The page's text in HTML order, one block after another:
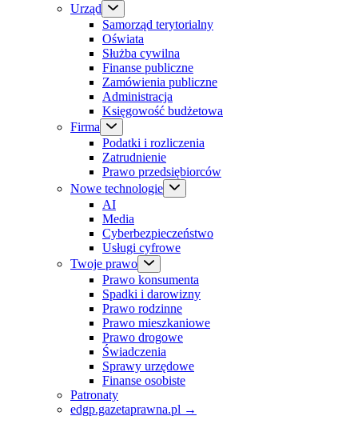
Urząd
Samorząd terytorialny
Oświata
Służba cywilna
Finanse publiczne
Zamówienia publiczne
Administracja
Księgowość budżetowa
Firma
Podatki i rozliczenia
Zatrudnienie
Prawo przedsiębiorców
Nowe technologie
AI
Media
Cyberbezpieczeństwo
Usługi cyfrowe
Twoje prawo
Prawo konsumenta
Spadki i darowizny
Prawo rodzinne
Prawo mieszkaniowe
Prawo drogowe
Świadczenia
Sprawy urzędowe
Finanse osobiste
Patronaty
edgp.gazetaprawna.pl →